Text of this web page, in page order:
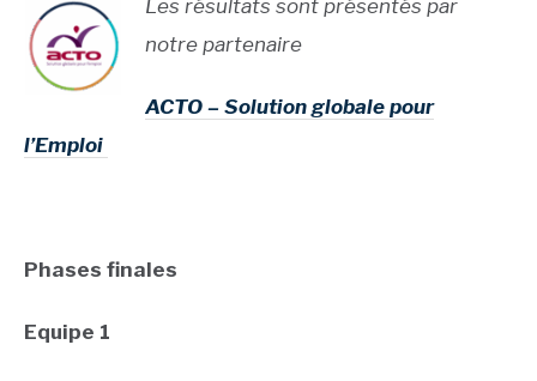
Les résultats sont présentés par
notre partenaire
ACTO – Solution globale pour
l’Emploi
Phases finales
Equipe 1